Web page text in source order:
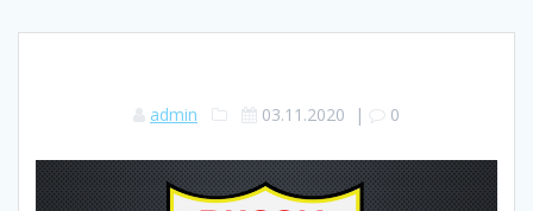
admin 03.11.2020 | 0